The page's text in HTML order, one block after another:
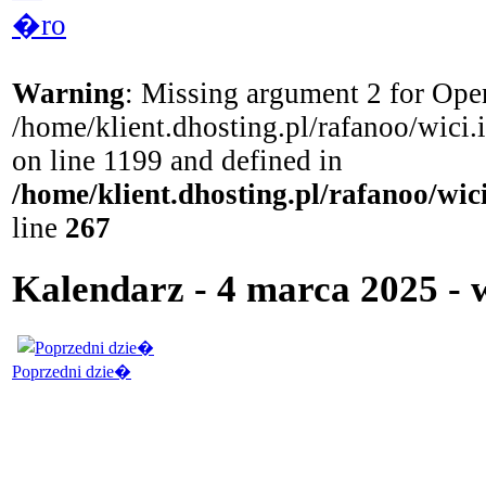
�ro
Warning: Missing argument 2 for
/home/klient.dhosting.pl/rafanoo/
on line 1199 and defined in
/home/klient.dhosting.pl/rafanoo/
line 267
Kalendarz - 4 marca 2025 -
Poprzedni dzie�